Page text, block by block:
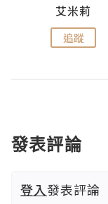
艾米莉
追蹤
發表評論
登入發表評論